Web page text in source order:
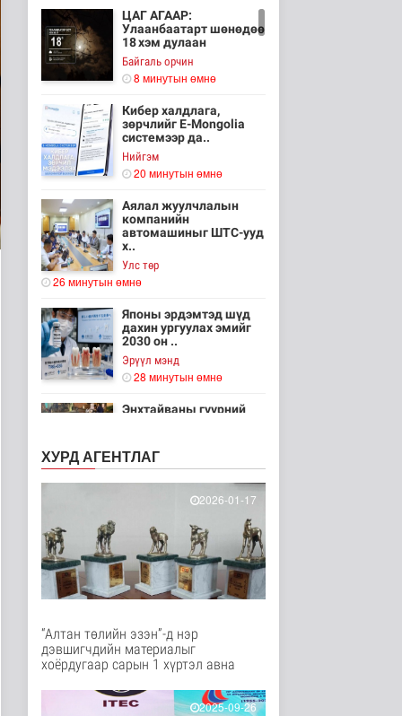
ЦАГ АГААР:
Улаанбаатарт шөнөдөө
18 хэм дулаан
Байгаль орчин
8 минутын өмнө
Кибер халдлага,
зөрчлийг E-Mongolia
системээр да..
Нийгэм
20 минутын өмнө
Аялал жуулчлалын
компанийн
автомашиныг ШТС-ууд
х..
Улс төр
26 минутын өмнө
Японы эрдэмтэд шүд
дахин ургуулах эмийг
2030 он ..
Эрүүл мэнд
28 минутын өмнө
Энхтайваны гүүрний
Нийгэм
34 минутын өмнө
“Эхийн сүүгээр
өдөр”-ийг зохио..
Эрүүл мэнд
40 минутын өмнө
Дэлхийн хамгийн том
тооцооллын нэгд..
Дэлхийд
40 минутын өмнө
АТГ: Авлигын эсрэг
сургалтад 110 албан
ХУРД АГЕНТЛАГ
2026-01-17
“Алтан төлийн эзэн”-д нэр
дэвшигчдийн материалыг
хоёрдугаар сарын 1 хүртэл авна
2025-09-26